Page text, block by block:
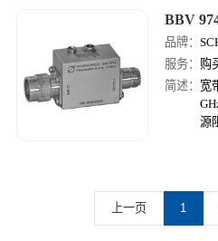
BBV
品牌：
服务： 购
简述： 宽
源
上一页 1